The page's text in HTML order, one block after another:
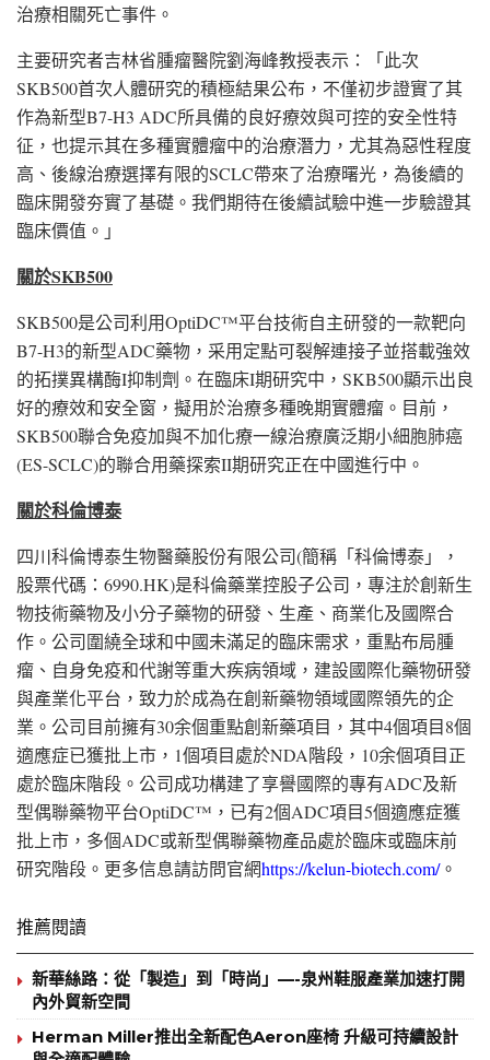
治療相關死亡事件。
主要研究者吉林省腫瘤醫院劉海峰教授表示：「此次
SKB500首次人體研究的積極結果公布，不僅初步證實了其
作為新型B7-H3 ADC所具備的良好療效與可控的安全性特
征，也提示其在多種實體瘤中的治療潛力，尤其為惡性程度
高、後線治療選擇有限的SCLC帶來了治療曙光，為後續的
臨床開發夯實了基礎。我們期待在後續試驗中進一步驗證其
臨床價值。」
關於SKB500
SKB500是公司利用OptiDC™平台技術自主研發的一款靶向
B7-H3的新型ADC藥物，采用定點可裂解連接子並搭載強效
的拓撲異構酶I抑制劑。在臨床I期研究中，SKB500顯示出良
好的療效和安全窗，擬用於治療多種晚期實體瘤。目前，
SKB500聯合免疫加與不加化療一線治療廣泛期小細胞肺癌
(ES-SCLC)的聯合用藥探索II期研究正在中國進行中。
關於科倫博泰
四川科倫博泰生物醫藥股份有限公司(簡稱「科倫博泰」，
股票代碼：6990.HK)是科倫藥業控股子公司，專注於創新生
物技術藥物及小分子藥物的研發、生產、商業化及國際合
作。公司圍繞全球和中國未滿足的臨床需求，重點布局腫
瘤、自身免疫和代謝等重大疾病領域，建設國際化藥物研發
與產業化平台，致力於成為在創新藥物領域國際領先的企
業。公司目前擁有30余個重點創新藥項目，其中4個項目8個
適應症已獲批上市，1個項目處於NDA階段，10余個項目正
處於臨床階段。公司成功構建了享譽國際的專有ADC及新
型偶聯藥物平台OptiDC™，已有2個ADC項目5個適應症獲
批上市，多個ADC或新型偶聯藥物產品處於臨床或臨床前
研究階段。更多信息請訪問官網https://kelun-biotech.com/。
推薦閱讀
新華絲路：從「製造」到「時尚」—-泉州鞋服產業加速打開
內外貿新空間
Herman Miller推出全新配色Aeron座椅 升級可持續設計